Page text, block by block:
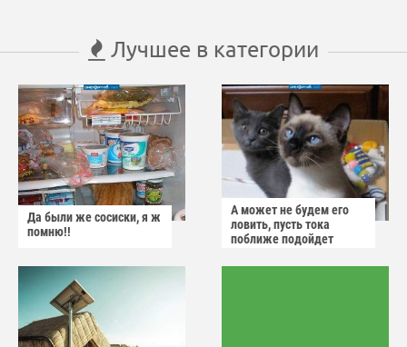
Лучшее в категории
Да были же сосиски, я ж
помню!!
А может не будем его
ловить, пусть тока
поближе подойдет